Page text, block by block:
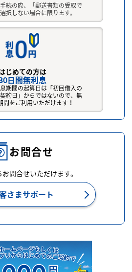
続の際、「郵送書類の受取で
択しない場合に限ります。
じめての方は
日間無利息
期間の起算日は「初回借入の
約日」からではないので、無
間をご利用いただけます！
お問合せ
問合せいただけます。
さまサポート